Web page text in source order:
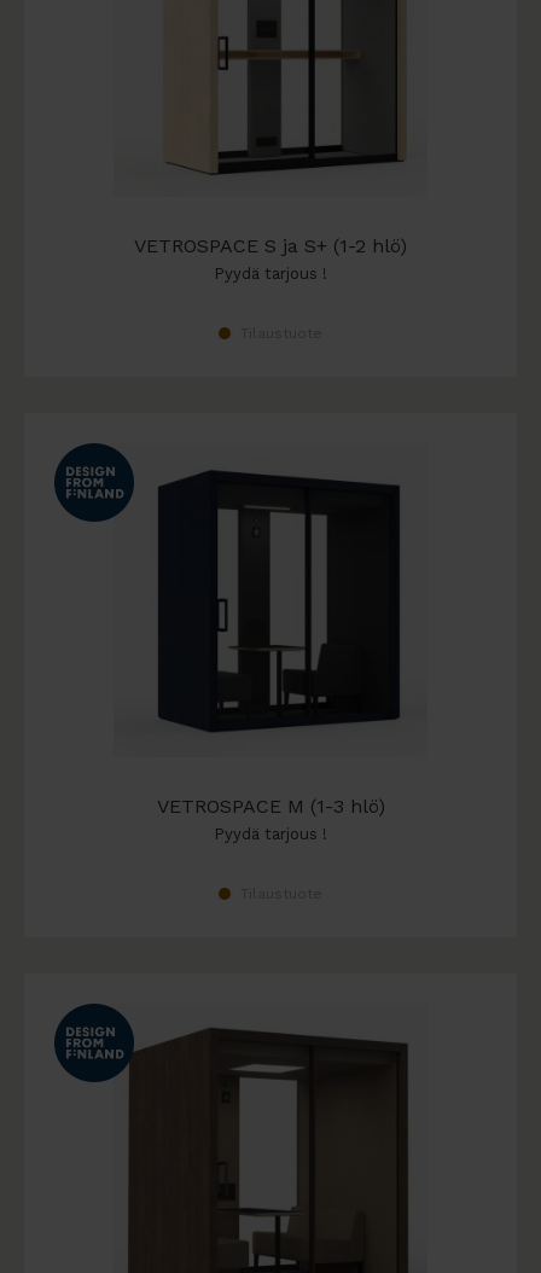
VETROSPACE S ja S+ (1-2 hlö)
Pyydä tarjous !
VETROSPACE M (1-3 hlö)
Pyydä tarjous !